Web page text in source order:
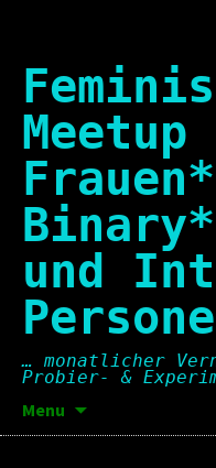
content
und
… monatlicher
Probier- &
Menu